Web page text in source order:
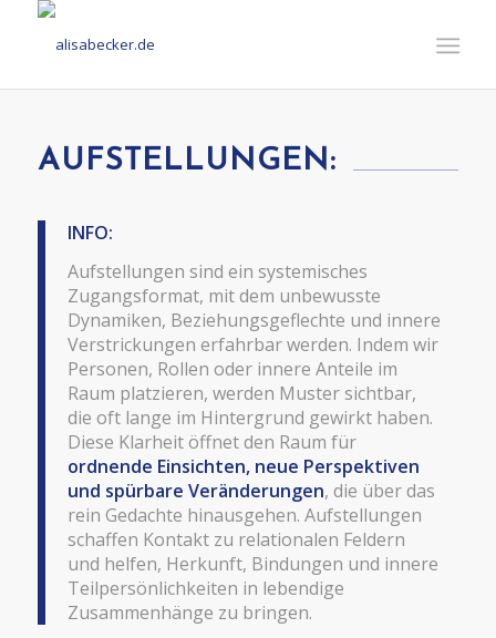
AUFSTELLUNGEN:
INFO:
Aufstellungen sind ein systemisches
Zugangsformat, mit dem unbewusste
Dynamiken, Beziehungsgeflechte und innere
Verstrickungen erfahrbar werden. Indem wir
Personen, Rollen oder innere Anteile im
Raum platzieren, werden Muster sichtbar,
die oft lange im Hintergrund gewirkt haben.
Diese Klarheit öffnet den Raum für
ordnende Einsichten, neue Perspektiven
und spürbare Veränderungen, die über das
rein Gedachte hinausgehen. Aufstellungen
schaffen Kontakt zu relationalen Feldern
und helfen, Herkunft, Bindungen und innere
Teilpersönlichkeiten in lebendige
Zusammenhänge zu bringen.